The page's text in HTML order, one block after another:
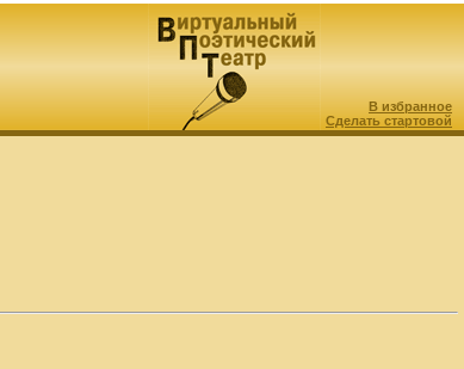
В избранное
Сделать стартовой